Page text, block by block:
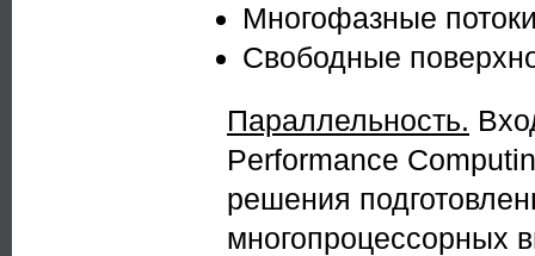
Многофазные
Свободные
Параллельность.
Performance
решения
многопроцессорных